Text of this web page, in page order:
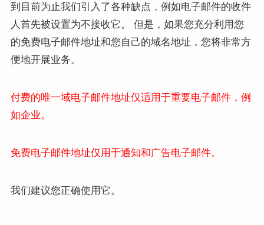
到目前为止我们引入了各种缺点，例如电子邮件的收件
人首先被设置为不接收它。 但是，如果您充分利用您
的免费电子邮件地址和您自己的域名地址，您将非常方
便地开展业务。
付费的唯一域电子邮件地址仅适用于重要电子邮件，例
如企业。
免费电子邮件地址仅用于通知和广告电子邮件。
我们建议您正确使用它。